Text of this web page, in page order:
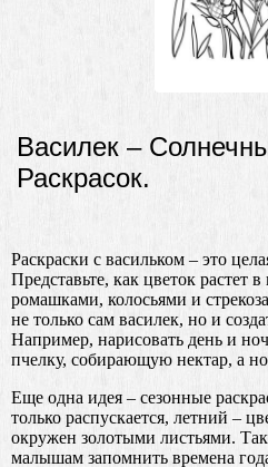
Василек –
Раскрасок.
Раскраски с васильком – это
Представьте, как цветок растет
ромашками, колосьями и
не только сам василек, но и
Например, нарисовать день и
пчелку, собирающую нектар, а
Еще одна идея – сезонные
только распускается, летний –
окружен золотыми листьями.
малышам запомнить времена